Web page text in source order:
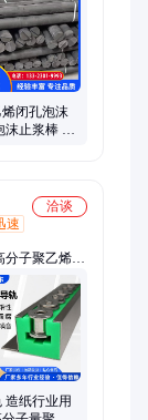
、泡沫板、
胀止水胶、
梁泡沫止浆
闭孔泡沫
沫止浆棒 材
洽谈
速
分子聚乙烯
、聚乙烯加
子板、车厢滑
工件、滑块垫
龙棒、
造纸行业用